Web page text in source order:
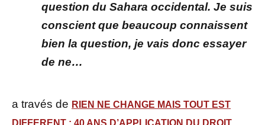
question du Sahara occidental. Je suis
conscient que beaucoup connaissent
bien la question, je vais donc essayer
de ne…
a través de RIEN NE CHANGE MAIS TOUT EST